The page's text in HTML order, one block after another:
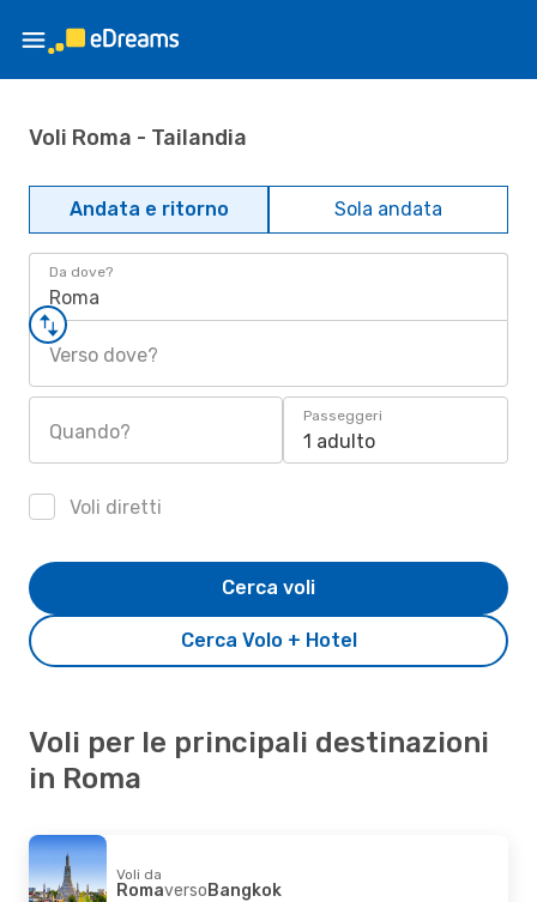
Voli Roma - Tailandia
Andata e ritorno Sola andata
Da dove?
Roma
Verso dove?
Quando?
Passeggeri
1 adulto
Voli diretti
Cerca Volo + Hotel
Cerca voli
Voli per le principali destinazioni
in Roma
Voli da
RomaversoBangkok